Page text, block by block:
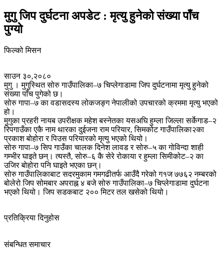
मुगु जिप दुर्घटना अपडेट : मृत्यु हुनेको संख्या पाँच
पुग्यो
फिल्को मिसन
साउन ३०,२०८०
मुगु । मुगुस्थित सोरु गाउँपालिका–७ चिप्लेगाडामा जिप दुर्घटनामा मृत्यु हुनेको
संख्या पाँच पुगेको छ।
सोरु गापा–७ का वडासदस्य लोकजङ्ग नेपालीको उपचारको क्रममा मृत्यु भएको
हो।
मुगुका प्रहरी नायब उपरीक्षक महेश बस्नेतका यसअघि हुम्ला जिल्ला सर्केगाड–२
रिपगाउँका एकै नाम थारका दुईजना राम परियार, सिमकोट गाउँपालिका२का
प्रकाश बोहोरा र पिउस परियारको मृत्यु भएको थियो।
सोरु गापा–७ सिप गाउँका चालक दिनेश लावड र सोरु–५ का गोविन्दा शाही
गम्भीर घाइते छन्। त्यस्तै, सोरु–६ कै सेरे रोकाया र हुम्ला सिमीकोट–२ का
उजिर बोहोरा पनि घाइते भएका छन्।
सोरु गाउँपालिकाबाट सदरमुकाम गमगढीतर्फ आउँदै गरेको ग१ज ७७६२ नम्बरको
बोलेरो जिप सोमबार अपराह्न ४ बजे सोरु गाउँपालिका–७ चिप्लेगाडामा दुर्घटना
भएको थियो। जिप सडकबाट २०० मिटर तल खसेको थियो।
प्रतिक्रिया दिनुहोस
संबन्धित समाचार